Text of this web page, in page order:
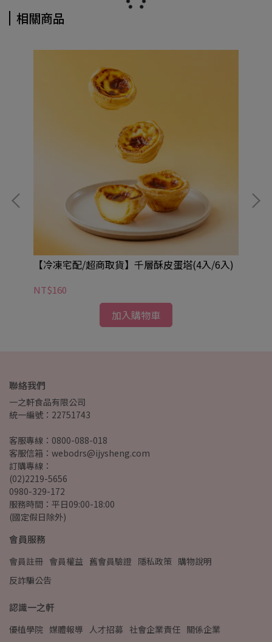
相關商品
【冷凍宅配/超商取貨】千層酥皮蛋塔(4入/6入)
NT$160
加入購物車
聯絡我們
一之軒食品有限公司
統一編號：22751743
客服專線：0800-088-018
客服信箱：webodrs@ijysheng.com
訂購專線：
(02)2219-5656
0980-329-172
服務時間：平日09:00-18:00
(國定假日除外)
會員服務
會員註冊 會員權益 舊會員驗證 隱私政策 購物說明
反詐騙公告
認識一之軒
優植學院 媒體報導 人才招募 社會企業責任 關係企業